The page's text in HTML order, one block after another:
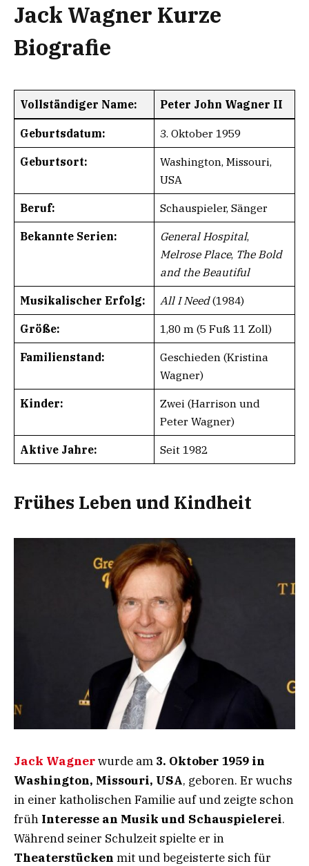
Jack Wagner Kurze
Biografie
Vollständiger Name: Peter John Wagner II
Geburtsdatum: 3. Oktober 1959
Geburtsort:
Washington, Missouri,
USA
Beruf: Schauspieler, Sänger
Bekannte Serien: General Hospital,
Melrose Place, The Bold
and the Beautiful
Musikalischer Erfolg: All I Need(1984)
Größe: 1,80 m (5 Fuß 11 Zoll)
Familienstand:
Geschieden (Kristina
Wagner)
Kinder:
Zwei (Harrison und
Peter Wagner)
Aktive Jahre: Seit 1982
Frühes Leben und Kindheit
Jack Wagnerwurde am 3. Oktober 1959 in
Washington, Missouri, USA, geboren. Er wuchs
in einer katholischen Familie auf und zeigte schon
früh Interesse an Musik und Schauspielerei.
Während seiner Schulzeit spielte er in
Theaterstücken mit und begeisterte sich für